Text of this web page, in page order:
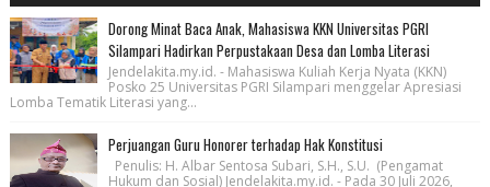
Dorong Minat Baca Anak, Mahasiswa KKN Universitas PGRI
Silampari Hadirkan Perpustakaan Desa dan Lomba Literasi
Jendelakita.my.id. - Mahasiswa Kuliah Kerja Nyata (KKN)
Posko 25 Universitas PGRI Silampari menggelar Apresiasi
Lomba Tematik Literasi yang...
Perjuangan Guru Honorer terhadap Hak Konstitusi
Penulis: H. Albar Sentosa Subari, S.H., S.U. (Pengamat
Hukum dan Sosial) Jendelakita.my.id. - Pada 30 Juli 2026,